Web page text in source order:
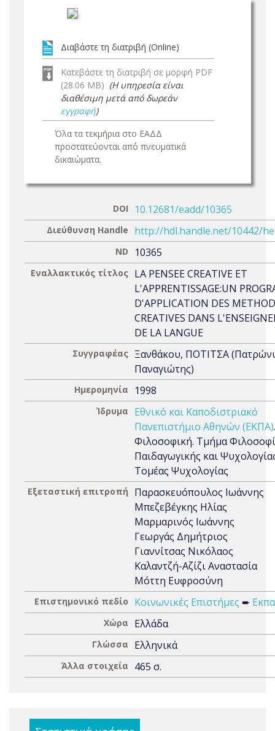
Διαβάστε τη διατριβή (Online)
Κατεβάστε τη διατριβή σε μορφή PDF
(28.06 MB) (Η υπηρεσία είναι
διαθέσιμη μετά από δωρεάν
εγγραφή)
Όλα τα τεκμήρια στο ΕΑΔΔ
προστατεύονται από πνευματικά
δικαιώματα.
DOI 10.12681/eadd/10365
Διεύθυνση Handle http://hdl.handle.net/10442/
ND 10365
Εναλλακτικός τίτλος LA PENSEE CREATIVE ET
L'APPRENTISSAGE:UN
D'APPLICATION DES
CREATIVES DANS
DE LA LANGUE
Συγγραφέας Ξανθάκου, ΠΟΤΙΤΣΑ
Παναγιώτης)
Ημερομηνία 1998
Ίδρυμα
Εθνικό και Καποδιστριακό
Πανεπιστήμιο Αθηνών (ΕΚΠΑ)
Φιλοσοφική. Τμήμα
Παιδαγωγικής και
Τομέας Ψυχολογίας
Εξεταστική επιτροπή
Παρασκευόπουλος Ιωάννης
Μπεζεβέγκης Ηλίας
Μαρμαρινός Ιωάννης
Γεωργάς Δημήτριος
Γιαννίτσας Νικόλαος
Καλαντζή-Αζίζι Αναστασία
Μόττη Ευφροσύνη
Επιστημονικό πεδίο Κοινωνικές Επιστήμες ➨
Χώρα Ελλάδα
Γλώσσα Ελληνικά
Άλλα στοιχεία 465 σ.